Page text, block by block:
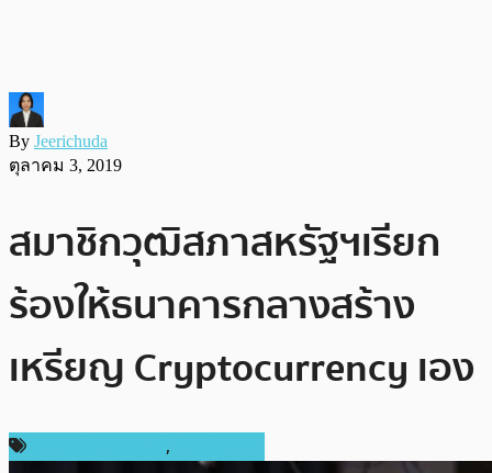
By Jeerichuda
ตุลาคม 3, 2019
สมาชิกวุฒิสภาสหรัฐฯเรียก
ร้องให้ธนาคารกลางสร้าง
เหรียญ Cryptocurrency เอง
,